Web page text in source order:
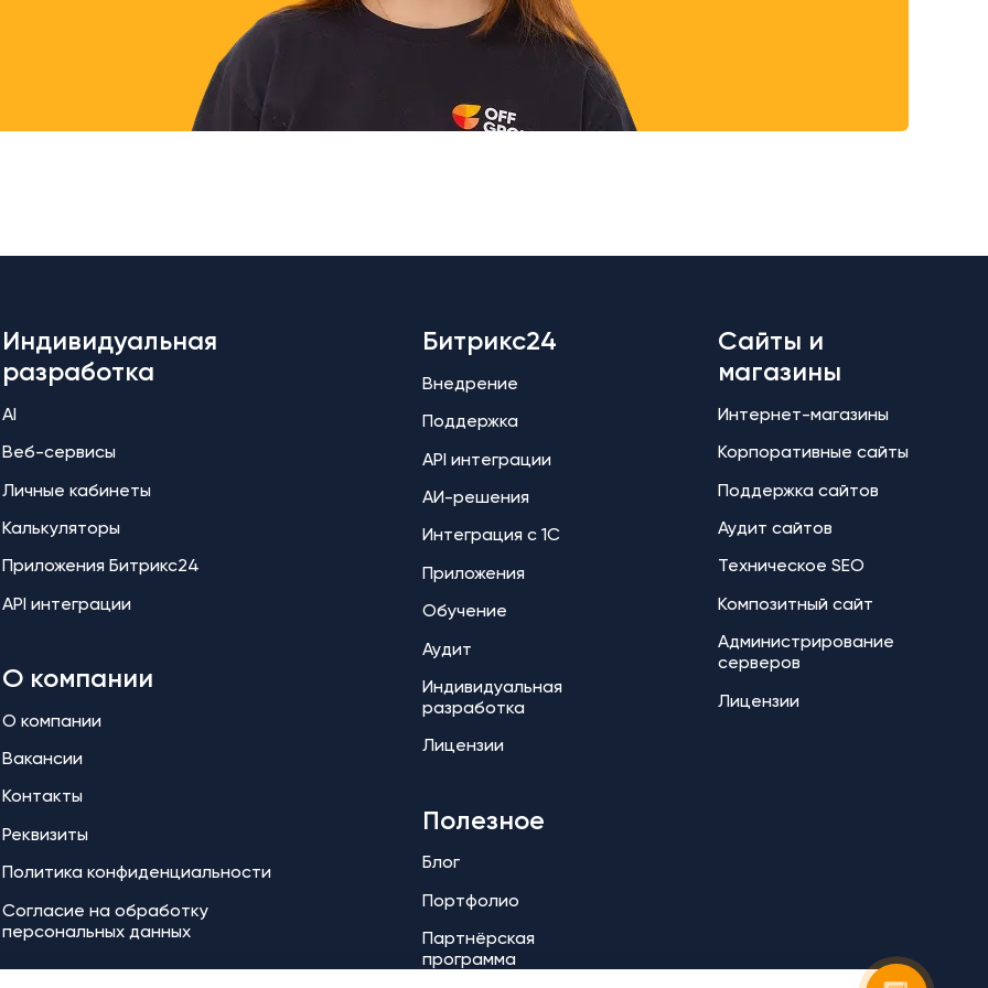
Индивидуальная
разработка
AI
Веб-сервисы
Личные кабинеты
Калькуляторы
Приложения Битрикс24
API интеграции
О компании
О компании
Вакансии
Контакты
Реквизиты
Политика конфиденциальности
Согласие на обработку
персональных данных
Битрикс24
Внедрение
Поддержка
API интеграции
АИ-решения
Интеграция с 1С
Приложения
Обучение
Аудит
Индивидуальная
разработка
Лицензии
Полезное
Блог
Портфолио
Партнёрская
программа
Сайты и
магазины
Интернет-магазины
Корпоративные сайты
Поддержка сайтов
Аудит сайтов
Техническое SEO
Композитный сайт
Администрирование
серверов
Лицензии